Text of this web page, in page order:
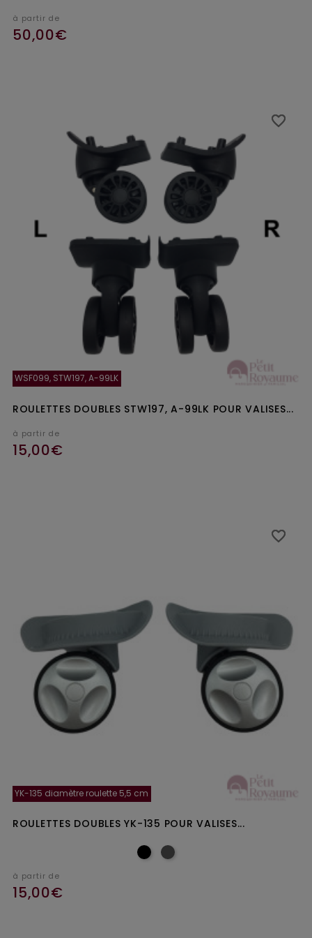
à partir de
50,00€
WSF099, STW197, A-99LK
ROULETTES DOUBLES STW197, A-99LK POUR VALISES...
à partir de
15,00€
favorite_border
favorite_border
YK-135 diamètre roulette 5,5 cm
ROULETTES DOUBLES YK-135 POUR VALISES...
à partir de
15,00€
favorite_border
favorite_border